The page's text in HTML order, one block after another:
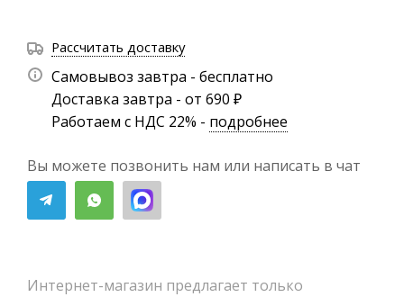
Рассчитать доставку
Самовывоз завтра - бесплатно
Доставка завтра - от 690 ₽
Работаем с НДС 22% - подробнее
Вы можете позвонить нам или написать в чат
Интернет-магазин предлагает только